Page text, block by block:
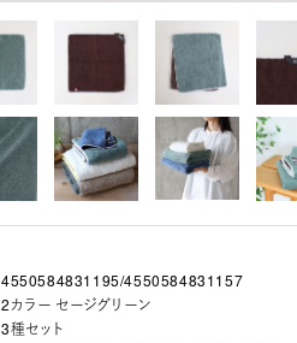
4550584831195/4550584831157
2カラー セージグリーン
3種セット